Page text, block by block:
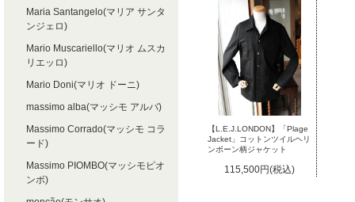
【L.E.J.LONDON】「Plage
Jacket」コットンツイルヘリ
ンボーン柄ジャケット
115,500円(税込)
Maria Santangelo(マリア サンタ
ンジェロ)
Mario Muscariello(マリオ ムスカ
リエッロ)
Mario Doni(マリオ ドーニ)
massimo alba(マッシモ アルバ)
Massimo Corrado(マッシモ コラ
ード)
Massimo PIOMBO(マッシモピオ
ンボ)